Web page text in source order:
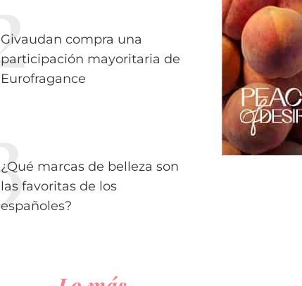
Givaudan compra una
participación mayoritaria de
Eurofragance
¿Qué marcas de belleza son
las favoritas de los
españoles?